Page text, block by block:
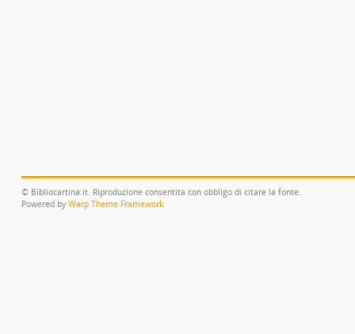
© Bibliocartina.it. Riproduzione consentita con obbligo di citare la fonte.
Powered by Warp Theme Framework